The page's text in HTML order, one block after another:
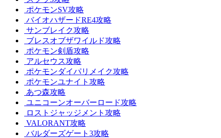
ポケモンSV攻略
バイオハザードRE4攻略
サンブレイク攻略
ブレスオブザワイルド攻略
ポケモン剣盾攻略
アルセウス攻略
ポケモンダイパリメイク攻略
ポケモンユナイト攻略
あつ森攻略
ユニコーンオーバーロード攻略
ロストジャッジメント攻略
VALORANT攻略
バルダーズゲート3攻略